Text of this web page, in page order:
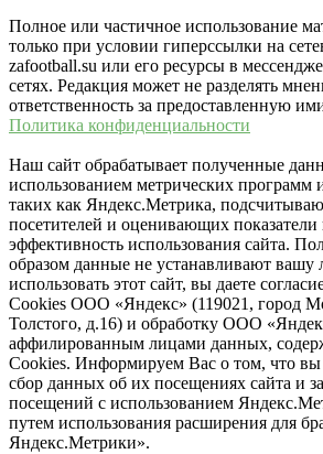
Полное или частичное использование
только при условии гиперссылки на
zafootball.su или его ресурсы в
сетях. Редакция может не разделять
ответственность за предоставленную
Политика конфиденциальности
Наш сайт обрабатывает полученные
использованием метрических программ
таких как Яндекс.Метрика,
посетителей и оценивающих показатели
эффективность использования сайта.
образом данные не устанавливают вашу
использовать этот сайт, вы даете
Cookies ООО «Яндекс» (119021, город
Толстого, д.16) и обработку ООО
аффилированным лицами данных,
Cookies. Информируем Вас о том, что вы
сбор данных об их посещениях сайта и
посещений с использованием
путем использования расширения для
Яндекс.Метрики».